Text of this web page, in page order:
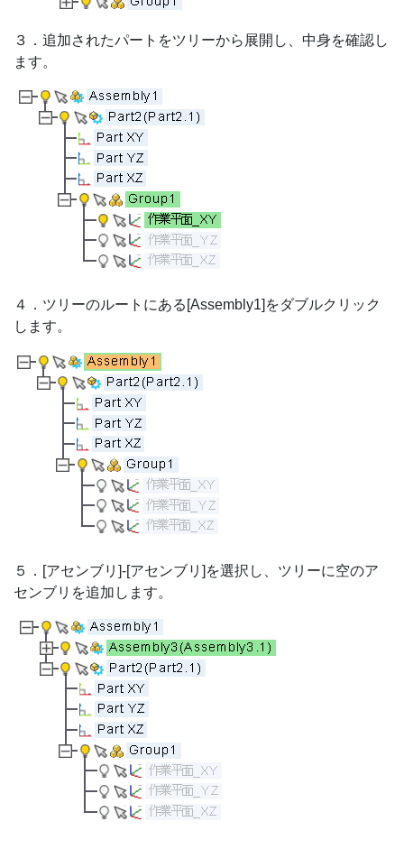
３．追加されたパートをツリーから展開し、中身を確認し
ます。
４．ツリーのルートにある[Assembly1]をダブルクリック
します。
５．[アセンブリ]-[アセンブリ]を選択し、ツリーに空のア
センブリを追加します。